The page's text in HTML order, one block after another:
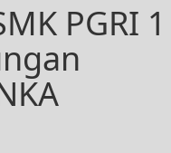
PGRI 1